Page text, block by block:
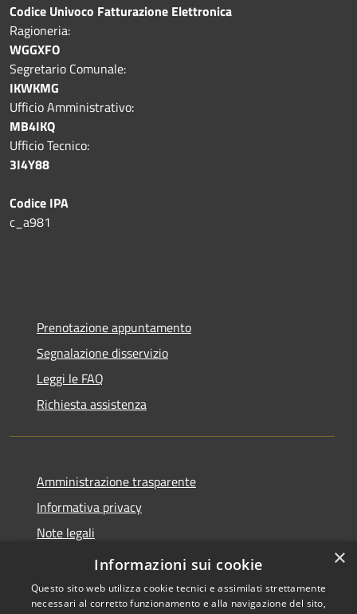
Codice Univoco Fatturazione Elettronica
Ragioneria:
WGGXFO
Segretario Comunale:
IKWKMG
Ufficio Amministrativo:
MB4IKQ
Ufficio Tecnico:
3I4Y88
Codice IPA
c_a981
Prenotazione appuntamento
Segnalazione disservizio
Leggi le FAQ
Richiesta assistenza
Amministrazione trasparente
Informativa privacy
Note legali
Dichiarazione di accessibilità
×
Informazioni sui cookie
Questo sito web utilizza cookie tecnici e assimilati strettamente
necessari al corretto funzionamento e alla navigazione del sito,